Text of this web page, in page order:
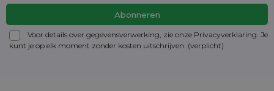
Voor details over gegevensverwerking, zie onze Privacyverklaring. Je
kunt je op elk moment zonder kosten uitschrijven . (verplicht)